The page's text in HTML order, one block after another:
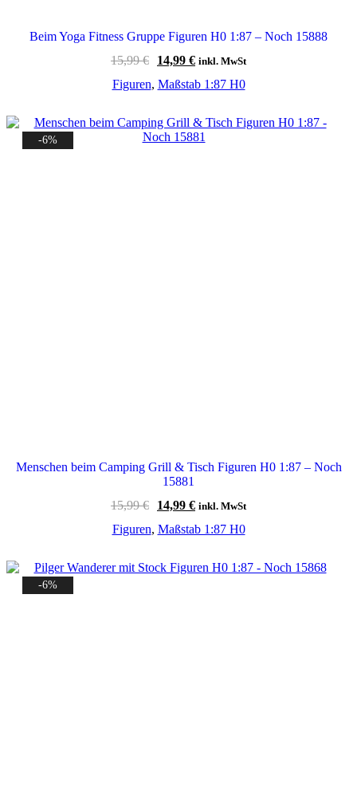
Beim Yoga Fitness Gruppe Figuren H0 1:87 – Noch 15888
15,99€
Ursprünglicher
war:
14,99 €Aktueller
ist:
inkl. MwSt
Figuren, Maßstab 1:87 H0
-6%
Menschen beim Camping Grill & Tisch Figuren H0 1:87 – Noch
15881
15,99€
Ursprünglicher
war:
14,99 €Aktueller
ist:
inkl. MwSt
Figuren, Maßstab 1:87 H0
-6%